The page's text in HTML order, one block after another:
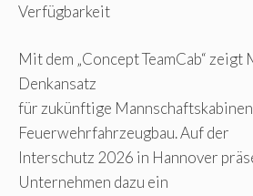
Verfügbarkeit
Mit dem „Concept TeamCab“ zeigt
Denkansatz
für zukünftige
Feuerwehrfahrzeugbau. Auf der
Interschutz 2026 in Hannover
Unternehmen dazu ein